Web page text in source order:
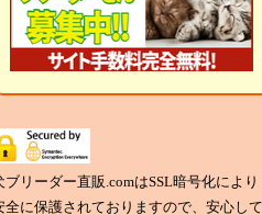
ブリーダー直販.comはSSL暗号化により
全に保護されておりますので、安心して